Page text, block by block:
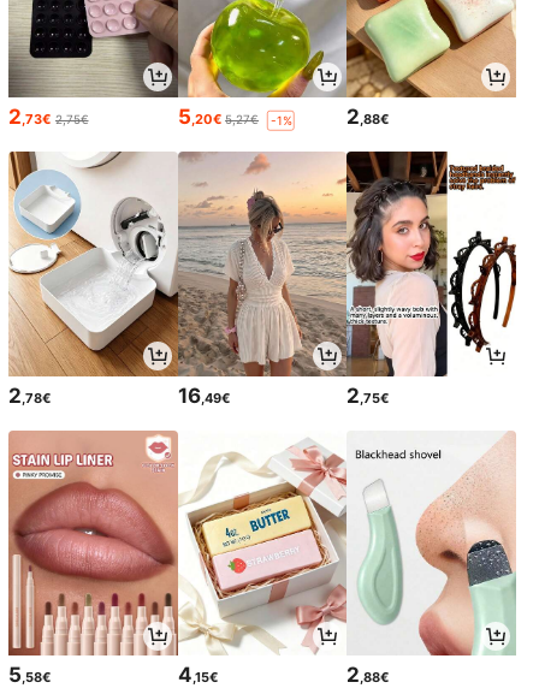
2,73€ 2,75€ 5,20€ 5,27€ -1% 2,88€
2,78€ 16,49€ 2,75€
5,58€ 4,15€ 2,88€